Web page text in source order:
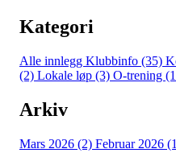
Kategori
Alle innlegg Klubbinfo (35)
(2) Lokale løp (3) O-trening
Arkiv
Mars 2026 (2) Februar 2026